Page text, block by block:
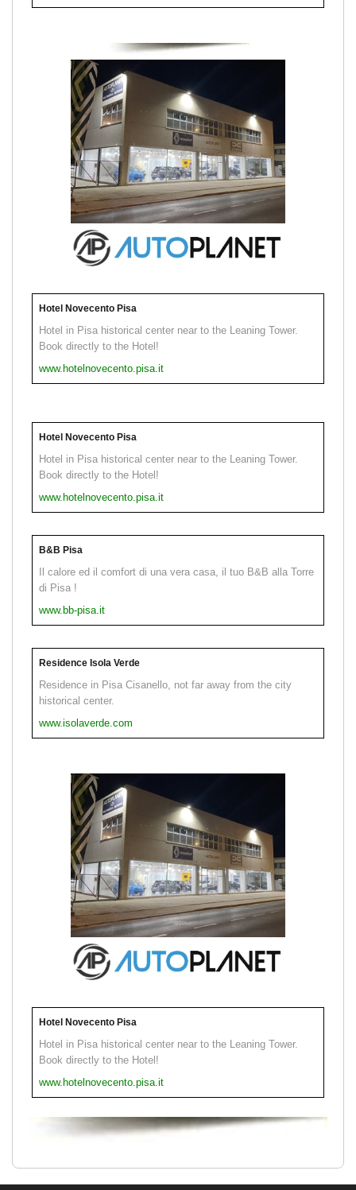
Hotel Novecento Pisa
Hotel in Pisa historical center near to the Leaning Tower.
Book directly to the Hotel!
www.hotelnovecento.pisa.it
Hotel Novecento Pisa
Hotel in Pisa historical center near to the Leaning Tower.
Book directly to the Hotel!
www.hotelnovecento.pisa.it
B&B Pisa
Il calore ed il comfort di una vera casa, il tuo B&B alla Torre
di Pisa !
www.bb-pisa.it
Residence Isola Verde
Residence in Pisa Cisanello, not far away from the city
historical center.
www.isolaverde.com
Hotel Novecento Pisa
Hotel in Pisa historical center near to the Leaning Tower.
Book directly to the Hotel!
www.hotelnovecento.pisa.it